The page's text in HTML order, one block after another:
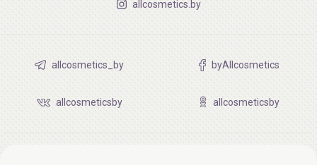
allcosmetics.by
allcosmetics_by byAllcosmetics
allcosmeticsby allcosmeticsby